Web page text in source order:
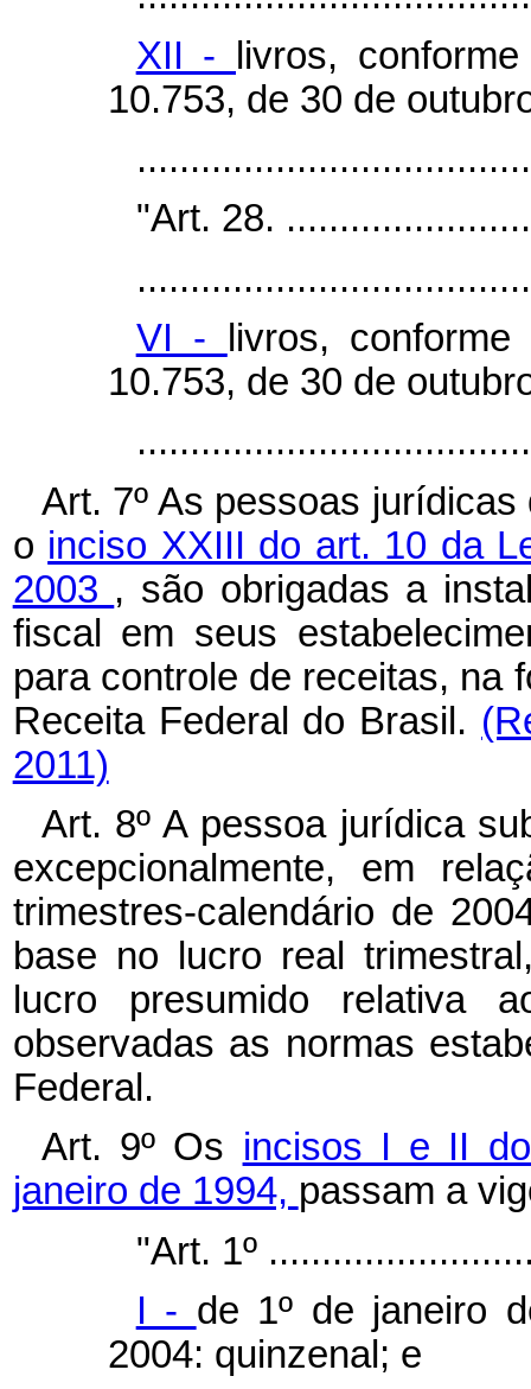
XII -
livros,
10.753, de 30 de
"Art. 28.
VI -
livros,
10.753, de 30 de
Art. 7º As pessoas
o inciso XXIII do art. 10 da
2003 , são obrigadas a
fiscal em seus
para controle de receitas, na
Receita Federal do Brasil.
2011)
Art. 8º A pessoa jurídica
excepcionalmente, em
trimestres-calendário de
base no lucro real
lucro presumido relativa
observadas as normas
Federal.
Art. 9º Os incisos I e II
janeiro de 1994, passam a
"Art. 1º
I - de 1º de janeiro
2004: quinzenal; e